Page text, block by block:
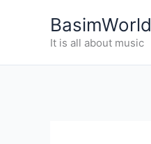
BasimWorld
It is all about music